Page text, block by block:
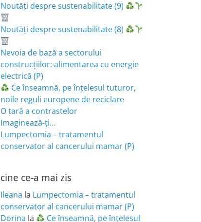
Noutăți despre sustenabilitate (9)
Noutăți despre sustenabilitate (8)
Nevoia de bază a sectorului
construcțiilor: alimentarea cu energie
electrică (P)
Ce înseamnă, pe înțelesul tuturor,
noile reguli europene de reciclare
O țară a contrastelor
Imaginează-ți…
Lumpectomia – tratamentul
conservator al cancerului mamar (P)
cine ce-a mai zis
Ileana la Lumpectomia – tratamentul
conservator al cancerului mamar (P)
Dorina la
Ce înseamnă, pe înțelesul